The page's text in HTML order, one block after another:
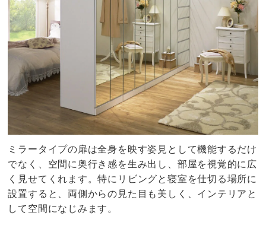
ミラータイプの扉は全身を映す姿見として機能するだけ
でなく、空間に奥行き感を生み出し、部屋を視覚的に広
く見せてくれます。特にリビングと寝室を仕切る場所に
設置すると、両側からの見た目も美しく、インテリアと
して空間になじみます。